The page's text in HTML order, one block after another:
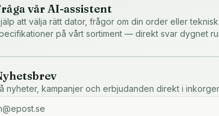
vår AI-assistent
att välja rätt dator, frågor om din order eller
på vårt sortiment — direkt svar dygnet
nyheter, kampanjer och erbjudanden direkt i